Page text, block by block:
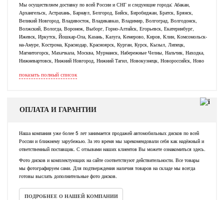
Мы осуществляем доставку по всей России и СНГ и следующие города: Абакан,
Архангельск, Астрахань, Барнаул, Белгород, Бийск, Биробиджан, Братск, Брянск,
Великий Новгород, Владивосток, Владикавказ, Владимир, Волгоград, Волгодонск,
Волжский, Вологда, Воронеж, Выборг, Горно-Алтайск, Егорьевск, Екатеринбург,
Ижевск, Иркутск, Йошкар-Ола, Казань, Калуга, Кемерово, Киров, Клин, Комсомольск-
на-Амуре, Кострома, Краснодар, Красноярск, Курган, Курск, Кызыл, Липецк,
Магнитогорск, Махачкала, Москва, Мурманск, Набережные Челны, Нальчик, Находка,
Нижневартовск, Нижний Новгород, Нижний Тагил, Новокузнецк, Новороссийск, Ново
показать полный список
ОПЛАТА И ГАРАНТИИ
Наша компания уже более 5 лет занимается продажей автомобильных дисков по всей
России и ближнему зарубежью. За это время мы зарекомендовали себя как надёжный и
ответственный поставщик. С отзывами наших клиентов Вы можете ознакомиться здесь.
Фото дисков и комплектующих на сайте соответствуют действительности. Все товары
мы фотографируем сами. Для подтверждения наличия товаров на складе мы всегда
готовы выслать дополнительные фото дисков.
ПОДРОБНЕЕ О НАШЕЙ КОМПАНИИ